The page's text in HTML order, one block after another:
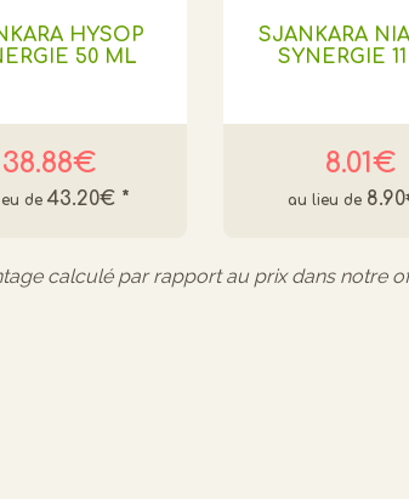
HYSOP
50 ML
38.88€
43.20€ *
SJANKARA
SYNERGIE
8.01€
calculé par rapport au prix dans notre